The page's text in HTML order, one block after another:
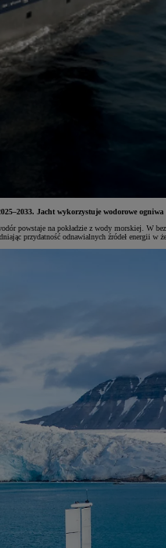
Jacht wykorzystuje wodorowe
powstaje na pokładzie z wody morskiej. W
przydatność odnawialnych źródeł energii w